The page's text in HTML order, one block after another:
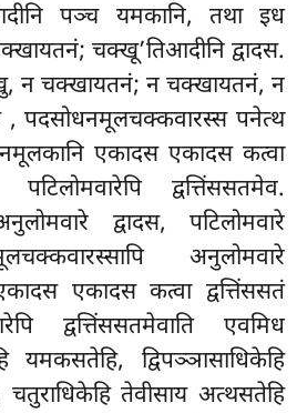
पञ्च यमकानि, तथा इध
चक्खू’तिआदीनि द्वादस.
न चक्खायतनं; न चक्खायतनं, न
, पदसोधनमूलचक्कवारस्स पनेत्थ
एकादस एकादस कत्वा
द्वत्तिंससतमेव.
द्वादस, पटिलोमवारे
अनुलोमवारे
एकादस कत्वा द्वत्तिंससतं
द्वत्तिंससतमेवाति एवमिध
यमकसतेहि, द्विपञ्ञासाधिकेहि
तेवीसाय अत्थसतेहि